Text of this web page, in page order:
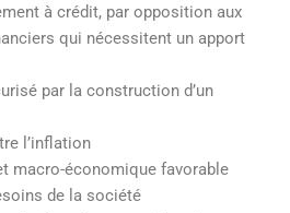
à crédit, par opposition aux
qui nécessitent un apport
par la construction d’un
l’inflation
macro-économique favorable
de la société